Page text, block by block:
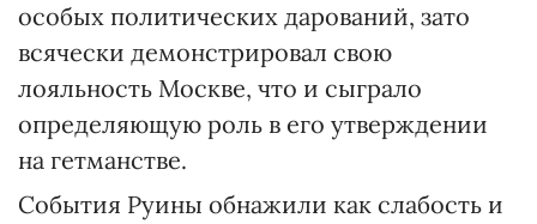
особых политических дарований, зато
всячески демонстрировал свою
лояльность Москве, что и сыграло
определяющую роль в его утверждении
на гетманстве.
События Руины обнажили как слабость и